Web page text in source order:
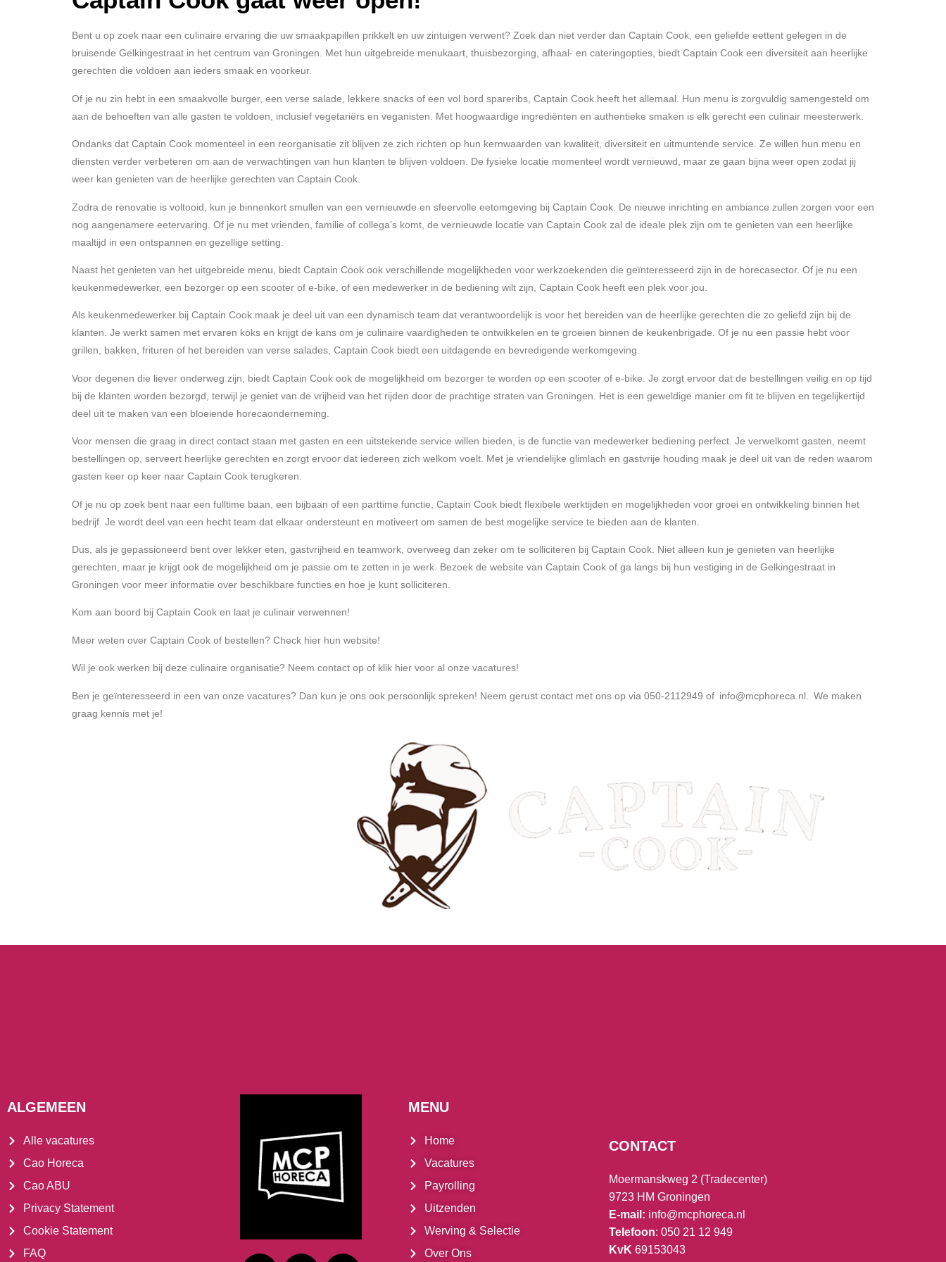
Bent u op zoek naar een culinaire ervaring die uw smaakpapillen prikkelt en uw zintuigen verwent? Zoek dan niet verder dan Captain Cook, een geliefde eettent gelegen in de
bruisende Gelkingestraat in het centrum van Groningen. Met hun uitgebreide menukaart, thuisbezorging, afhaal- en cateringopties, biedt Captain Cook een diversiteit aan heerlijke
gerechten die voldoen aan ieders smaak en voorkeur.
Of je nu zin hebt in een smaakvolle burger, een verse salade, lekkere snacks of een vol bord spareribs, Captain Cook heeft het allemaal. Hun menu is zorgvuldig samengesteld om
aan de behoeften van alle gasten te voldoen, inclusief vegetariërs en veganisten. Met hoogwaardige ingrediënten en authentieke smaken is elk gerecht een culinair meesterwerk.
Ondanks dat Captain Cook momenteel in een reorganisatie zit blijven ze zich richten op hun kernwaarden van kwaliteit, diversiteit en uitmuntende service. Ze willen hun menu en
diensten verder verbeteren om aan de verwachtingen van hun klanten te blijven voldoen. De fysieke locatie momenteel wordt vernieuwd, maar ze gaan bijna weer open zodat jij
weer kan genieten van de heerlijke gerechten van Captain Cook.
Zodra de renovatie is voltooid, kun je binnenkort smullen van een vernieuwde en sfeervolle eetomgeving bij Captain Cook. De nieuwe inrichting en ambiance zullen zorgen voor een
nog aangenamere eetervaring. Of je nu met vrienden, familie of collega’s komt, de vernieuwde locatie van Captain Cook zal de ideale plek zijn om te genieten van een heerlijke
maaltijd in een ontspannen en gezellige setting.
Naast het genieten van het uitgebreide menu, biedt Captain Cook ook verschillende mogelijkheden voor werkzoekenden die geïnteresseerd zijn in de horecasector. Of je nu een
keukenmedewerker, een bezorger op een scooter of e-bike, of een medewerker in de bediening wilt zijn, Captain Cook heeft een plek voor jou.
Als keukenmedewerker bij Captain Cook maak je deel uit van een dynamisch team dat verantwoordelijk is voor het bereiden van de heerlijke gerechten die zo geliefd zijn bij de
klanten. Je werkt samen met ervaren koks en krijgt de kans om je culinaire vaardigheden te ontwikkelen en te groeien binnen de keukenbrigade. Of je nu een passie hebt voor
grillen, bakken, frituren of het bereiden van verse salades, Captain Cook biedt een uitdagende en bevredigende werkomgeving.
Voor degenen die liever onderweg zijn, biedt Captain Cook ook de mogelijkheid om bezorger te worden op een scooter of e-bike. Je zorgt ervoor dat de bestellingen veilig en op tijd
bij de klanten worden bezorgd, terwijl je geniet van de vrijheid van het rijden door de prachtige straten van Groningen. Het is een geweldige manier om fit te blijven en tegelijkertijd
deel uit te maken van een bloeiende horecaonderneming.
Voor mensen die graag in direct contact staan met gasten en een uitstekende service willen bieden, is de functie van medewerker bediening perfect. Je verwelkomt gasten, neemt
bestellingen op, serveert heerlijke gerechten en zorgt ervoor dat iedereen zich welkom voelt. Met je vriendelijke glimlach en gastvrije houding maak je deel uit van de reden waarom
gasten keer op keer naar Captain Cook terugkeren.
Of je nu op zoek bent naar een fulltime baan, een bijbaan of een parttime functie, Captain Cook biedt flexibele werktijden en mogelijkheden voor groei en ontwikkeling binnen het
bedrijf. Je wordt deel van een hecht team dat elkaar ondersteunt en motiveert om samen de best mogelijke service te bieden aan de klanten.
Dus, als je gepassioneerd bent over lekker eten, gastvrijheid en teamwork, overweeg dan zeker om te solliciteren bij Captain Cook. Niet alleen kun je genieten van heerlijke
gerechten, maar je krijgt ook de mogelijkheid om je passie om te zetten in je werk. Bezoek de website van Captain Cook of ga langs bij hun vestiging in de Gelkingestraat in
Groningen voor meer informatie over beschikbare functies en hoe je kunt solliciteren.
Kom aan boord bij Captain Cook en laat je culinair verwennen!
Meer weten over Captain Cook of bestellen? Check hier hun website!
Wil je ook werken bij deze culinaire organisatie? Neem contact op of klik hier voor al onze vacatures!
Ben je geïnteresseerd in een van onze vacatures? Dan kun je ons ook persoonlijk spreken! Neem gerust contact met ons op via 050-2112949 of info@mcphoreca.nl . We maken
graag kennis met je!
ALGEMEEN
Alle vacatures
Cao Horeca
Cao ABU
Privacy Statement
Cookie Statement
FAQ
MENU
Home
Vacatures
Payrolling
Uitzenden
Werving & Selectie
Over Ons
CONTACT
Moermanskweg 2 (Tradecenter)
9723 HM Groningen
E-mail: info@mcphoreca.nl
Telefoon: 050 21 12 949
KvK 69153043